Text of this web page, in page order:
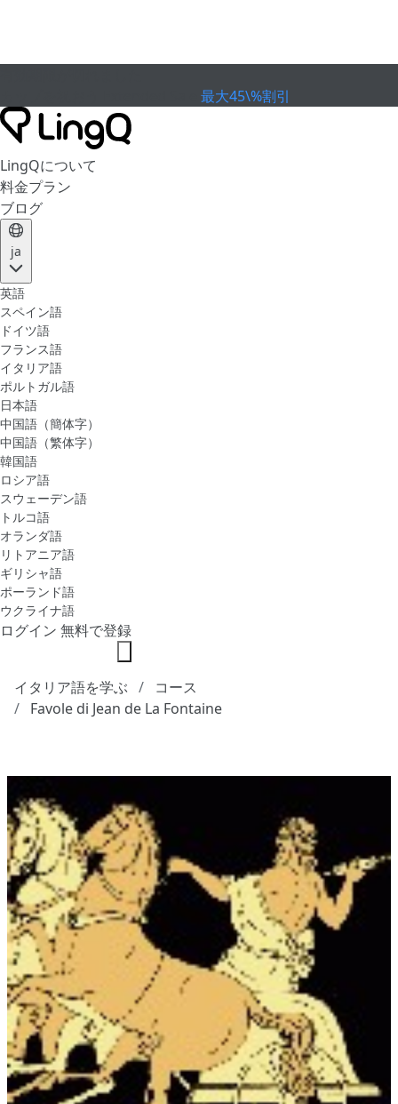
最大45\%割引
LingQについて
料金プラン
ブログ
ja
英語
スペイン語
ドイツ語
フランス語
イタリア語
ポルトガル語
日本語
中国語（簡体字）
中国語（繁体字）
韓国語
ロシア語
スウェーデン語
トルコ語
オランダ語
リトアニア語
ギリシャ語
ポーランド語
ウクライナ語
ログイン 無料で登録
イタリア語を学ぶ
コース
Favole di Jean de La Fontaine